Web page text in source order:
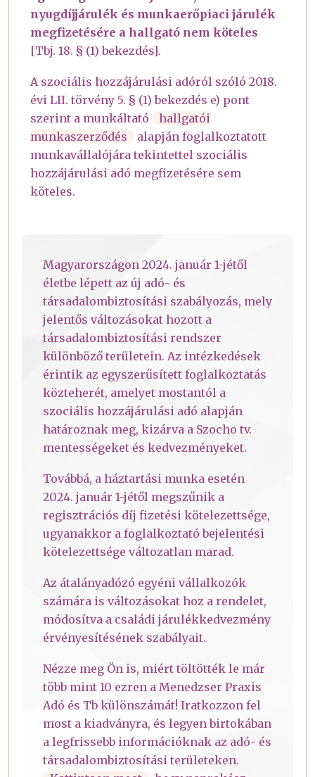
nyugdíjjárulék és munkaerőpiaci járulék
megfizetésére a hallgató nem köteles
[Tbj. 18. § (1) bekezdés].
A szociális hozzájárulási adóról szóló 2018.
évi LII. törvény 5. § (1) bekezdés e) pont
szerint a munkáltató
hallgatói
munkaszerződés
alapján foglalkoztatott
munkavállalójára tekintettel szociális
hozzájárulási adó megfizetésére sem
köteles.
Magyarországon 2024. január 1-jétől
életbe lépett az új adó- és
társadalombiztosítási szabályozás, mely
jelentős változásokat hozott a
társadalombiztosítási rendszer
különböző területein. Az intézkedések
érintik az egyszerűsített foglalkoztatás
közteherét, amelyet mostantól a
szociális hozzájárulási adó alapján
határoznak meg, kizárva a Szocho tv.
mentességeket és kedvezményeket.
Továbbá, a háztartási munka esetén
2024. január 1-jétől megszűnik a
regisztrációs díj fizetési kötelezettsége,
ugyanakkor a foglalkoztató bejelentési
kötelezettsége változatlan marad.
Az átalányadózó egyéni vállalkozók
számára is változásokat hoz a rendelet,
módosítva a családi járulékkedvezmény
érvényesítésének szabályait.
Nézze meg Ön is, miért töltötték le már
több mint 10 ezren a Menedzser Praxis
Adó és Tb különszámát! Iratkozzon fel
most a kiadványra, és legyen birtokában
a legfrissebb információknak az adó- és
társadalombiztosítási területeken.